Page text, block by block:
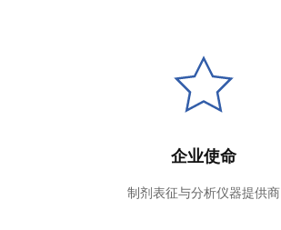
企业使命
制剂表征与分析仪器提供商